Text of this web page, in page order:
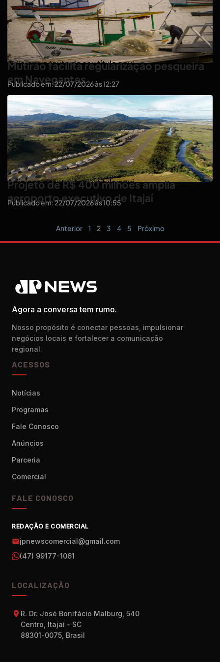
Adicione o texto do seu título aqui
Mutirão facilita regularização pesqueira
em Navegantes
Publicado em: 22/07/2026 às 12:27
Adicione o texto do seu título aqui
Projeto de R$ 400 milhões amplia
aeroporto executivo de Itajaí
Publicado em: 22/07/2026 às 10:55
Anterior 1 2 3 4 5 Próximo
Agora a conversa tem rumo.
Nosso propósito é conectar pessoas, impulsionar
negócios locais e fortalecer a comunicação
regional.
ACESSOS
Notícias
Programas
Fale Conosco
Anúncios
Parceria
Comercial
FALE CONOSCO
REDAÇÃO E COMERCIAL
jpnewscomercial@gmail.com
(47) 99177-1061
LOCALIZAÇÃO
R. Dr. José Bonifácio Malburg, 540
Centro, Itajaí - SC
88301-0075, Brasil